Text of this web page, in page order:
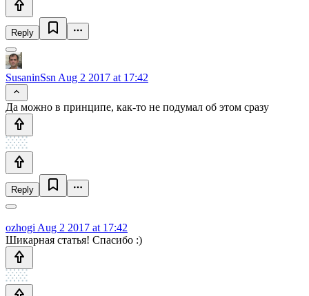
Reply
SusaninSsn Aug 2 2017 at 17:42
Да можно в принципе, как-то не подумал об этом сразу
Reply
ozhogi Aug 2 2017 at 17:42
Шикарная статья! Спасибо :)